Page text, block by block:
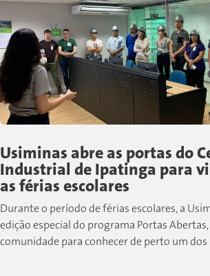
Usiminas abre as portas do
Industrial de Ipatinga para
as férias escolares
Durante o período de férias escolares, a
edição especial do programa Portas
comunidade para conhecer de perto um